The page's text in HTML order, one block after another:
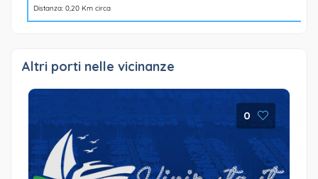
Distanza: 0,20 Km circa
Altri porti nelle vicinanze
0